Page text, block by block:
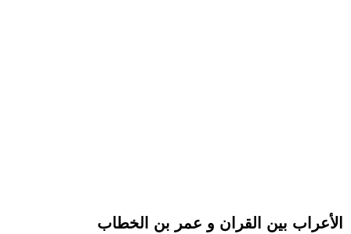
الأعراب بين القران و عمر بن الخطاب